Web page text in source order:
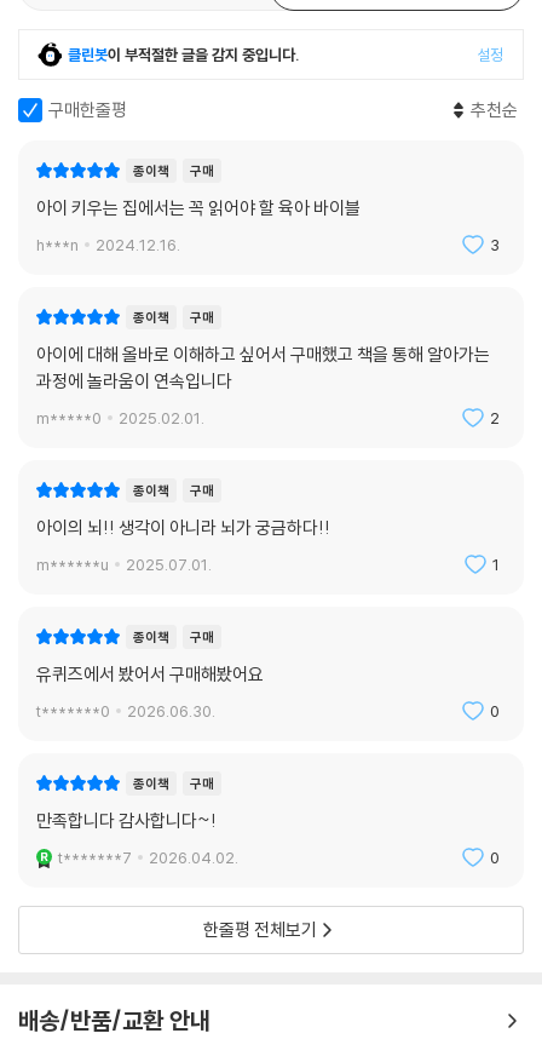
클린봇이 부적절한 글을 감지 중입니다. 설정
구매한줄평 추천순
종이책 구매
아이 키우는 집에서는 꼭 읽어야 할 육아 바이블
h***n 2024.12.16. 3
종이책 구매
아이에 대해 올바로 이해하고 싶어서 구매했고 책을 통해 알아가는
과정에 놀라움이 연속입니다
m*****0 2025.02.01. 2
종이책 구매
아이의 뇌!! 생각이 아니라 뇌가 궁금하다!!
m******u 2025.07.01. 1
종이책 구매
유퀴즈에서 봤어서 구매해봤어요
t*******0 2026.06.30. 0
종이책 구매
만족합니다 감사합니다~!
t*******7 2026.04.02. 0
한줄평 전체보기
배송/반품/교환 안내